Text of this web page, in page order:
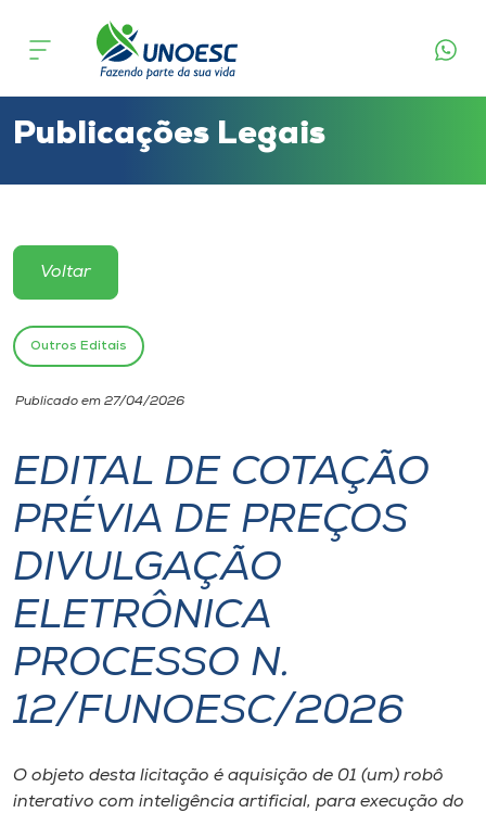
Cursos
Atendimento ao Estudante
Portal de Ensino
Unoesc
Internacionalização
I.nova
Diplomados
Cultura
CPA
Biblioteca
Publicações Legais
Voltar
Outros Editais
Publicado em 27/04/2026
EDITAL DE COTAÇÃO
PRÉVIA DE PREÇOS
DIVULGAÇÃO
ELETRÔNICA
PROCESSO N.
12/FUNOESC/2026
O objeto desta licitação é aquisição de 01 (um) robô
interativo com inteligência artificial, para execução do